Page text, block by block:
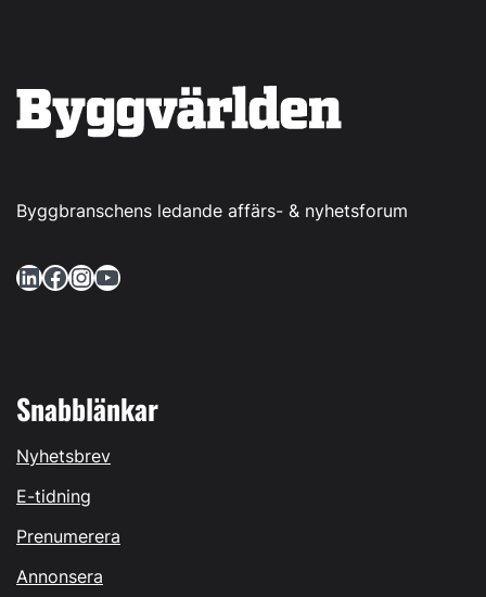
Byggbranschens ledande affärs- & nyhetsforum
LinkedIn Facebook InstagramYouTube
Snabblänkar
Nyhetsbrev
E-tidning
Prenumerera
Annonsera